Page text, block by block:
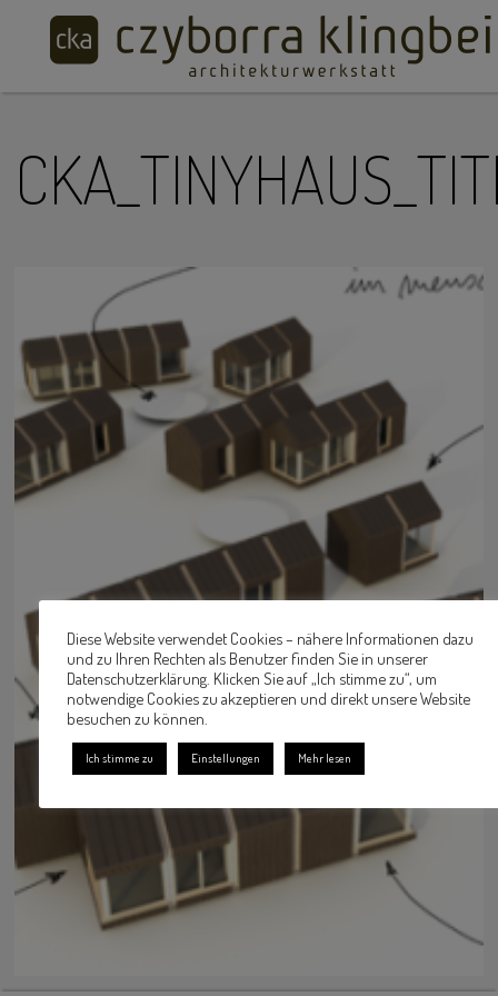
Diese Website verwendet Cookies – nähere Informationen dazu
und zu Ihren Rechten als Benutzer finden Sie in unserer
Datenschutzerklärung. Klicken Sie auf „Ich stimme zu“, um
notwendige Cookies zu akzeptieren und direkt unsere Website
besuchen zu können.
Ich stimme zu Einstellungen Mehr lesen